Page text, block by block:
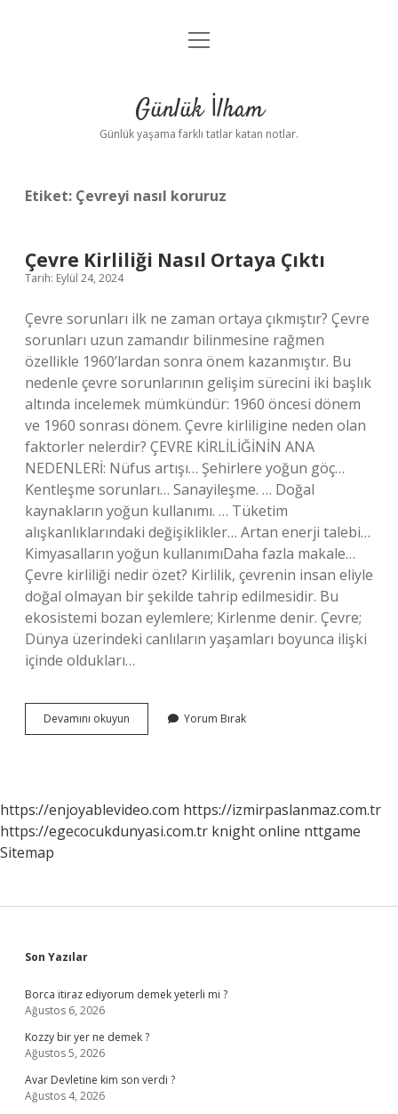
Anasayfa
Yasal Uyarı
menüyü
Günlük İlham
Günlük yaşama farklı tatlar katan notlar.
Etiket: Çevreyi nasıl koruruz
Çevre Kirliliği Nasıl Ortaya Çıktı
Tarih: Eylül 24, 2024
Çevre sorunları ilk ne zaman ortaya çıkmıştır? Çevre
sorunları uzun zamandır bilinmesine rağmen
özellikle 1960’lardan sonra önem kazanmıştır. Bu
nedenle çevre sorunlarının gelişim sürecini iki başlık
altında incelemek mümkündür: 1960 öncesi dönem
ve 1960 sonrası dönem. Çevre kirliligine neden olan
faktorler nelerdir? ÇEVRE KİRLİLİĞİNİN ANA
NEDENLERİ: Nüfus artışı… Şehirlere yoğun göç…
Kentleşme sorunları… Sanayileşme. … Doğal
kaynakların yoğun kullanımı. … Tüketim
alışkanlıklarındaki değişiklikler… Artan enerji talebi…
Kimyasalların yoğun kullanımıDaha fazla makale…
Çevre kirliliği nedir özet? Kirlilik, çevrenin insan eliyle
doğal olmayan bir şekilde tahrip edilmesidir. Bu
ekosistemi bozan eylemlere; Kirlenme denir. Çevre;
Dünya üzerindeki canlıların yaşamları boyunca ilişki
içinde oldukları…
Devamını okuyun
Kirliliği
Yorum Bırak
https://enjoyablevideo.com https://izmirpaslanmaz.com.tr
https://egecocukdunyasi.com.tr knight online nttgame
Sitemap
Sidebar
Son Yazılar
Borca itiraz ediyorum demek yeterli mi ?
Ağustos 6, 2026
Kozzy bir yer ne demek ?
Ağustos 5, 2026
Avar Devletine kim son verdi ?
Ağustos 4, 2026